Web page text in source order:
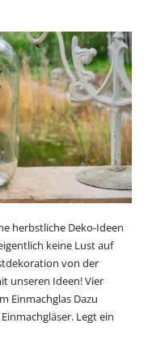
herbstliche Deko-Ideen
keine Lust auf
von der
unseren Ideen! Vier
Einmachglas Dazu
Legt ein